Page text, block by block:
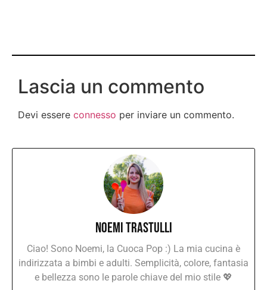
Lascia un commento
Devi essere connesso per inviare un commento.
Noemi Trastulli
Ciao! Sono Noemi, la Cuoca Pop :) La mia cucina è
indirizzata a bimbi e adulti. Semplicità, colore, fantasia
e bellezza sono le parole chiave del mio stile 💖